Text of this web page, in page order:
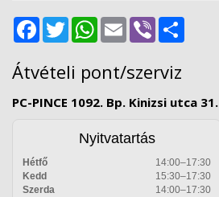
FacebookTwitter WhatsApp
Email Viber
Átvételi pont/szerviz
PC-PINCE 1092. Bp. Kinizsi utca 31.
Nyitvatartás
Hétfő
14:00–17:30
Kedd
15:30–17:30
Szerda
14:00–17:30